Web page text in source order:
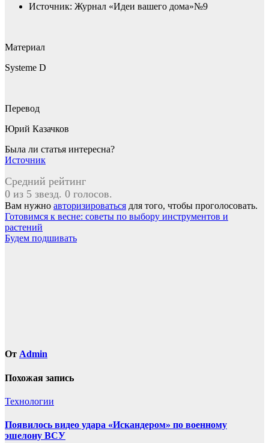
Источник: Журнал «Идеи вашего дома»№9
Материал
Systeme D
Перевод
Юрий Казачков
Была ли статья интересна?
Источник
Средний рейтинг
0 из 5 звезд. 0 голосов.
Вам нужно авторизироваться для того, чтобы проголосовать.
Навигация
по
Готовимся к весне: советы по выбору инструментов и
растений
Будем подшивать
От Admin
Похожая запись
Технологии
Появилось видео удара «Искандером» по военному
эшелону ВСУ